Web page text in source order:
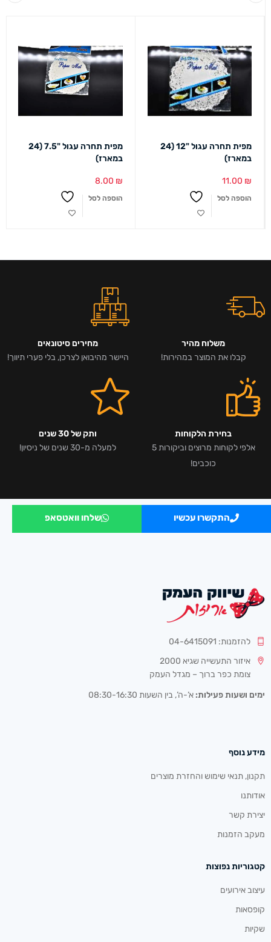
מפית תחרה עגול "12 (24
במארז)
11.00 ₪
הוספה לסל
מפית תחרה עגול "7.5 (24
במארז)
8.00 ₪
הוספה לסל
משלוח מהיר
קבלו את המוצר במהירות!
מחירים סיטונאים
היישר מהיבואן לצרכן, בלי פערי תיווך!
בחירת הלקוחות
אלפי לקוחות מרוצים וביקורות 5
כוכבים!
ותק של 30 שנים
למעלה מ-30 שנים של ניסיון!
התקשרו עכשיו שלחו וואטסאפ
להזמנות: 04-6415091
איזור התעשייה שגיא 2000
צומת כפר ברוך – מגדל העמק
ימים ושעות פעילות: א’-ה’, בין השעות 08:30-16:30
מידע נוסף
תקנון, תנאי שימוש והחזרת מוצרים
אודותנו
יצירת קשר
מעקב הזמנות
קטגוריות נפוצות
עיצוב אירועים
קופסאות
שקיות